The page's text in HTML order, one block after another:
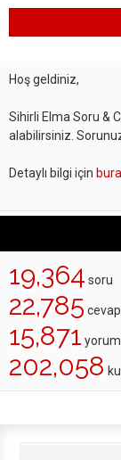
Hoş geldiniz,
Sihirli Elma Soru &
alabilirsiniz.
Detaylı bilgi için
19,364 soru
22,785 cevap
15,871 yorum
202,058